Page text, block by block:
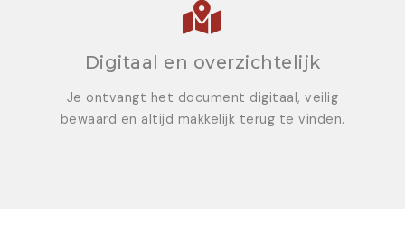
Digitaal en overzichtelijk
Je ontvangt het document digitaal, veilig
bewaard en altijd makkelijk terug te vinden.